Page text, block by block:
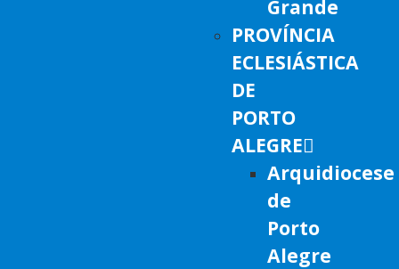
Grande
PROVÍNCIA
ECLESIÁSTICA
DE
PORTO
ALEGRE
Arquidiocese
de
Porto
Alegre